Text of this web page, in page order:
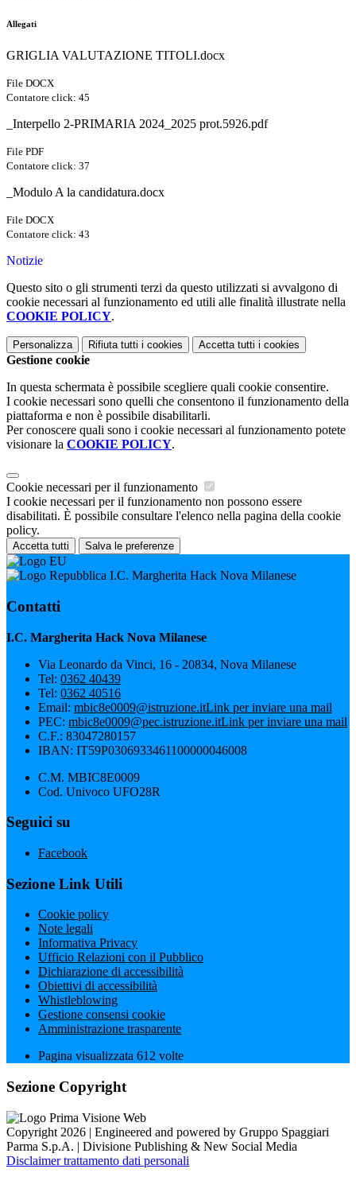
Allegati
GRIGLIA VALUTAZIONE TITOLI.docx
File DOCX
Contatore click: 45
_Interpello 2-PRIMARIA 2024_2025 prot.5926.pdf
File PDF
Contatore click: 37
_Modulo A la candidatura.docx
File DOCX
Contatore click: 43
Notizie
Questo sito o gli strumenti terzi da questo utilizzati si avvalgono di
cookie necessari al funzionamento ed utili alle finalità illustrate nella
COOKIE POLICY.
Personalizza Rifiuta tutti i cookies Accetta tutti i cookies
Gestione cookie
In questa schermata è possibile scegliere quali cookie consentire.
I cookie necessari sono quelli che consentono il funzionamento della
piattaforma e non è possibile disabilitarli.
Per conoscere quali sono i cookie necessari al funzionamento potete
visionare la COOKIE POLICY.
Cookie necessari per il funzionamento
I cookie necessari per il funzionamento non possono essere
disabilitati. È possibile consultare l'elenco nella pagina della cookie
policy.
Accetta tutti Salva le preferenze
I.C. Margherita Hack Nova Milanese
Contatti
I.C. Margherita Hack Nova Milanese
Via Leonardo da Vinci, 16 - 20834, Nova Milanese
Tel: 0362 40439
Tel: 0362 40516
Email: mbic8e0009@istruzione.itLink per inviare una mail
PEC: mbic8e0009@pec.istruzione.itLink per inviare una mail
C.F.: 83047280157
IBAN: IT59P0306933461100000046008
C.M. MBIC8E0009
Cod. Univoco UFO28R
Seguici su
Facebook
Sezione Link Utili
Cookie policy
Note legali
Informativa Privacy
Ufficio Relazioni con il Pubblico
Dichiarazione di accessibilità
Obiettivi di accessibilità
Whistleblowing
Gestione consensi cookie
Amministrazione trasparente
Pagina visualizzata 612 volte
Sezione Copyright
Copyright 2026 | Engineered and powered by Gruppo Spaggiari
Parma S.p.A. | Divisione Publishing & New Social Media
Disclaimer trattamento dati personali